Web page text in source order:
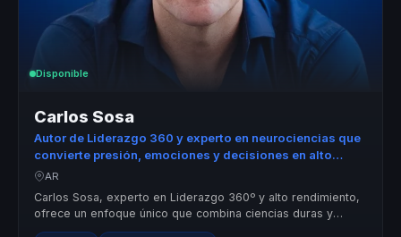
Disponible
Carlos Sosa
Autor de Liderazgo 360 y experto en neurociencias que
convierte presión, emociones y decisiones en alto
rendimiento para líderes y equipos.
AR
Carlos Sosa, experto en Liderazgo 360º y alto rendimiento,
ofrece un enfoque único que combina ciencias duras y
blandas para optimizar la...